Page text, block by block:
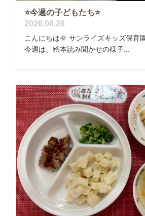
⭐今週の子どもたち⭐
2026.06.26
こんにちは🌞 サンライズキッズ保育
今週は、絵本読み聞かせの様子...